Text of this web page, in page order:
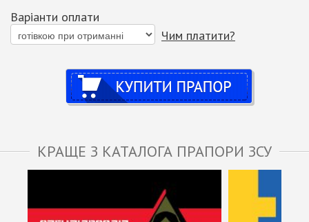
Варіанти оплати
Чим платити?
Купити
КРАЩЕ З КАТАЛОГА ПРАПОРИ ЗСУ